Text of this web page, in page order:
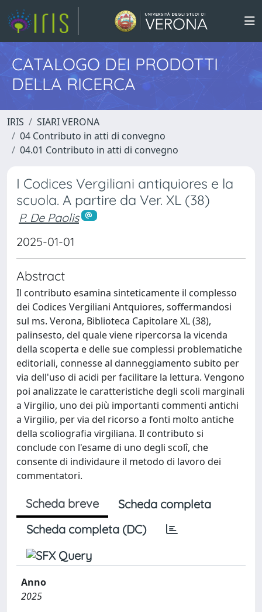
CATALOGO DEI PRODOTTI
DELLA RICERCA
IRIS
SIARI VERONA
04 Contributo in atti di convegno
04.01 Contributo in atti di convegno
I Codices Vergiliani antiquiores e la
scuola. A partire da Ver. XL (38)
P. De Paolis
2025-01-01
Abstract
Il contributo esamina sinteticamente il complesso
dei Codices Vergiliani Antquiores, soffermandosi
sul ms. Verona, Biblioteca Capitolare XL (38),
palinsesto, del quale viene ripercorsa la vicenda
della scoperta e delle sue complessi problematiche
editoriali, connesse al danneggiamento subito per
via dell'uso di acidi per facilitare la lettura. Vengono
poi analizzate le caratteristiche degli scoli marginali
a Virgilio, uno dei più importanti commenti antichi
a Virgilio, per via del ricorso a fonti molto antiche
della scoliografia virgiliana. Il contributo si
conclude con l'esame di uno degli scolî, che
consente di individaure il metodo di lavoro dei
commentatori.
Scheda breve
Scheda completa
Scheda completa (DC)
Anno
2025